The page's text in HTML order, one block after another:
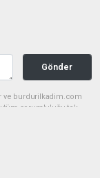
Gönder
ve burdurilkadim.com
tüm sorumluluğu tek